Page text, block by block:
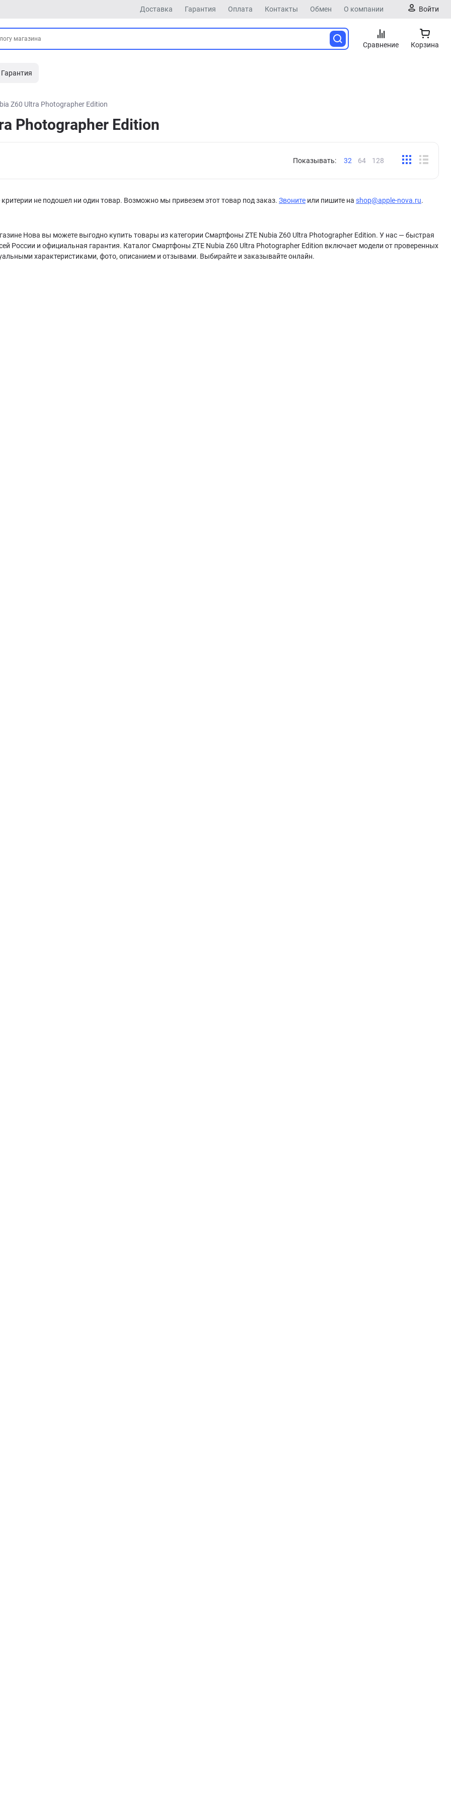
Доставка Гарантия Оплата Контакты Обмен О компании Войти
Сравнение Корзина
Гарантия
Z60 Ultra Photographer Edition
Photographer Edition
Показывать: 32 64 128
не подошел ни один товар. Возможно мы привезем этот товар под заказ. Звоните или пишите на shop@apple-nova.ru.
Нова вы можете выгодно купить товары из категории Смартфоны ZTE Nubia Z60 Ultra Photographer Edition. У нас — быстрая
России и официальная гарантия. Каталог Смартфоны ZTE Nubia Z60 Ultra Photographer Edition включает модели от проверенных
характеристиками, фото, описанием и отзывами. Выбирайте и заказывайте онлайн.